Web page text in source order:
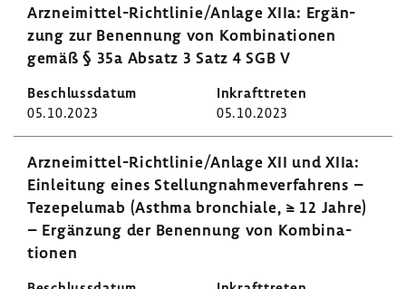
Arzneimittel-​Richtlinie/Anlage XIIa: Ergän­
zung zur Benen­nung von Kombi­na­tionen
gemäß § 35a Absatz 3 Satz 4 SGB V
05.10.2023 05.10.2023
Arzneimittel-​Richtlinie/Anlage XII und XIIa:
Einlei­tung eines Stel­lung­nah­me­ver­fah­rens –
Teze­pel­umab (Asthma bron­chiale, ≥ 12 Jahre)
– Ergän­zung der Benen­nung von Kombi­na­
tionen